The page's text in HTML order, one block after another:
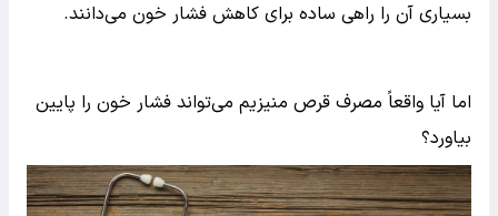
بسیاری آن را راهی ساده برای کاهش فشار خون می‌دانند.
اما آیا واقعاً مصرف قرص منیزیم می‌تواند فشار خون را پایین
بیاورد؟